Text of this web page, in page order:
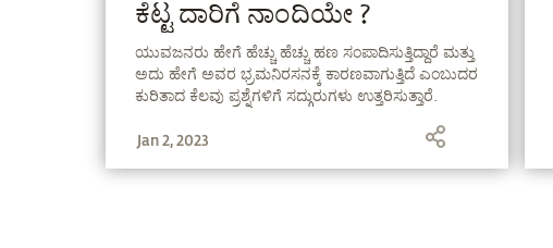
ಕೆಟ್ಟ ದಾರಿಗೆ ನಾಂದಿಯೇ ?
ಯುವಜನರು ಹೇಗೆ ಹೆಚ್ಚು ಹೆಚ್ಚು ಹಣ ಸಂಪಾದಿಸುತ್ತಿದ್ದಾರೆ ಮತ್ತು
ಅದು ಹೇಗೆ ಅವರ ಭ್ರಮನಿರಸನಕ್ಕೆ ಕಾರಣವಾಗುತ್ತಿದೆ ಎಂಬುದರ
ಕುರಿತಾದ ಕೆಲವು ಪ್ರಶ್ನೆಗಳಿಗೆ ಸದ್ಗುರುಗಳು ಉತ್ತರಿಸುತ್ತಾರೆ.
Jan 2, 2023